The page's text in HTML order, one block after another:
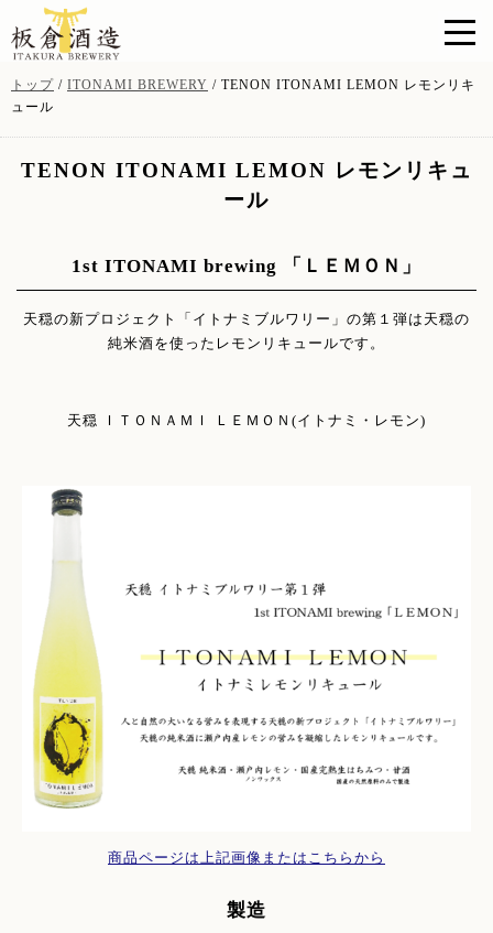
このページの本文へ
現
在
置：
トップ / ITONAMI BREWERY / TENON ITONAMI LEMON レモンリキ
ュール
TENON ITONAMI LEMON レモンリキュ
ール
1st ITONAMI brewing 「ＬＥＭＯＮ」
天穏の新プロジェクト「イトナミブルワリー」の第１弾は天穏の
純米酒を使ったレモンリキュールです。
天穏 ＩＴＯＮＡＭＩ ＬＥＭＯＮ(イトナミ・レモン)
商品ページは上記画像またはこちらから
製造